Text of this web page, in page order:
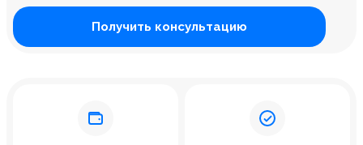
Получить консультацию